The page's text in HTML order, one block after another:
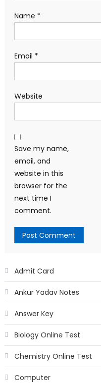
Name *
Email *
Website
Save my name,
email, and
website in this
browser for the
next time I
comment.
Admit Card
Ankur Yadav Notes
Answer Key
Biology Online Test
Chemistry Online Test
Computer